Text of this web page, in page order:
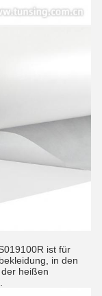
ist für
in den
heißen